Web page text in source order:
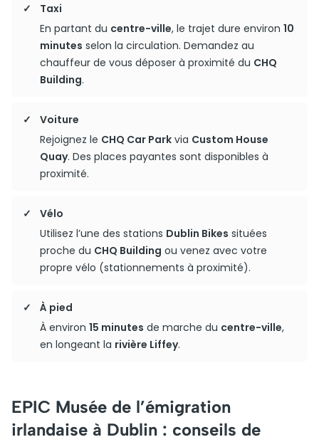
Taxi
En partant du centre-ville, le trajet dure environ 10
minutes selon la circulation. Demandez au
chauffeur de vous déposer à proximité du CHQ
Building.
Voiture
Rejoignez le CHQ Car Park via Custom House
Quay. Des places payantes sont disponibles à
proximité.
Vélo
Utilisez l’une des stations Dublin Bikes situées
proche du CHQ Building ou venez avec votre
propre vélo (stationnements à proximité).
À pied
À environ 15 minutes de marche du centre-ville,
en longeant la rivière Liffey.
EPIC Musée de l’émigration
irlandaise à Dublin : conseils de